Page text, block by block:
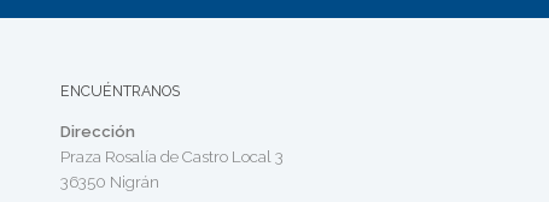
ENCUÉNTRANOS
Dirección
Praza Rosalía de Castro Local 3
36350 Nigrán